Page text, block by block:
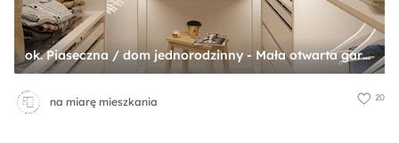
ok. Piaseczna / dom jednorodzinny - Mała otwarta garderoba oddzielne pomieszczenie, styl nowoczesny - zdjęcie od na miarę mieszkania
na miarę mieszkania 20